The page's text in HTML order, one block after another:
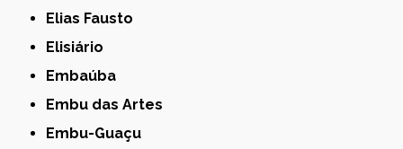
Elias Fausto
Elisiário
Embaúba
Embu das Artes
Embu-Guaçu